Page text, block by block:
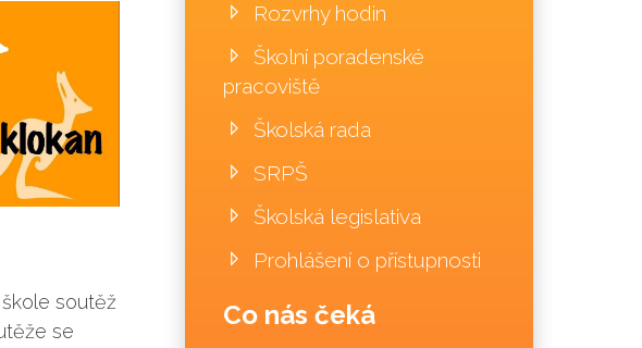
soutěž
se
Rozvrhy hodin
Školní poradenské
pracoviště
Školská rada
SRPŠ
Školská legislativa
Prohlášení o přístupnosti
Co nás čeká